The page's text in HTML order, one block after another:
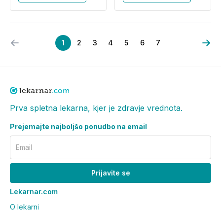
1 2 3 4 5 6 7
Prva spletna lekarna, kjer je zdravje vrednota.
Prejemajte najboljšo ponudbo na email
Email
Prijavite se
Lekarnar.com
O lekarni